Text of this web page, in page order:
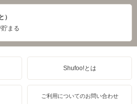
）
まる
Shufoo!とは
ご利用についてのお問い合わせ